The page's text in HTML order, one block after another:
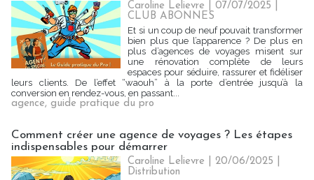
Caroline Lelievre | 07/07/2025
CLUB ABONNES
Et si un coup de neuf pouvait transformer
bien plus que l’apparence ? De plus en
plus d’agences de voyages misent sur
une rénovation complète de leurs
espaces pour séduire, rassurer et fidéliser
leurs clients. De l’effet “waouh” à la porte d’entrée jusqu’à la
conversion en rendez-vous, en passant...
agence, guide pratique du pro
Comment créer une agence de voyages ? Les étapes
indispensables pour démarrer
Caroline Lelievre | 20/06/2025
Distribution